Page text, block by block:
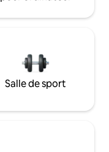
Salle de sport